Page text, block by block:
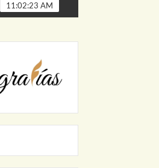
ARRANCA JAPAM EL PROGRAMA
11:02:24 AM